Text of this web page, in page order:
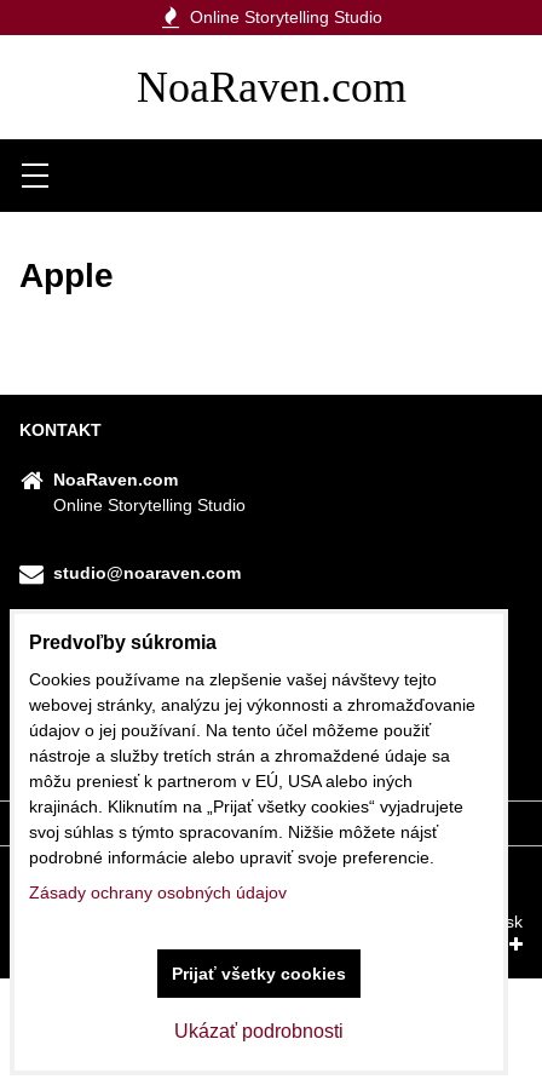
NoaRaven.com
Menu
Online Storytelling Studio
Apple
KONTAKT
NoaRaven.com
Online Storytelling Studio
studio@noaraven.com
BiznisWeb.sk
Predvoľby súkromia
Cookies používame na zlepšenie vašej návštevy tejto
webovej stránky, analýzu jej výkonnosti a zhromažďovanie
údajov o jej používaní. Na tento účel môžeme použiť
nástroje a služby tretích strán a zhromaždené údaje sa
môžu preniesť k partnerom v EÚ, USA alebo iných
krajinách. Kliknutím na „Prijať všetky cookies“ vyjadrujete
svoj súhlas s týmto spracovaním. Nižšie môžete nájsť
podrobné informácie alebo upraviť svoje preferencie.
Zásady ochrany osobných údajov
Ukázať podrobnosti
Prijať všetky cookies